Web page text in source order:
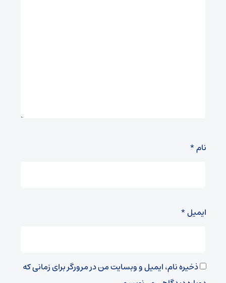
نام*
ایمیل*
ذخیره نام، ایمیل و وبسایت من در مرورگر برای زمانی که